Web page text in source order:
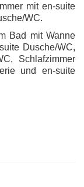
mit en-suite
WC.
Bad mitWanne
Dusche/WC,
Schlafzimmer
und
en-suite